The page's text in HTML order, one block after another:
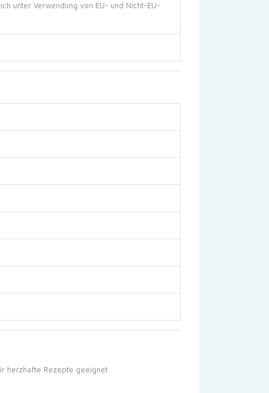
unter Verwendung von EU- und Nicht-EU-
herzhafte Rezepte geeignet